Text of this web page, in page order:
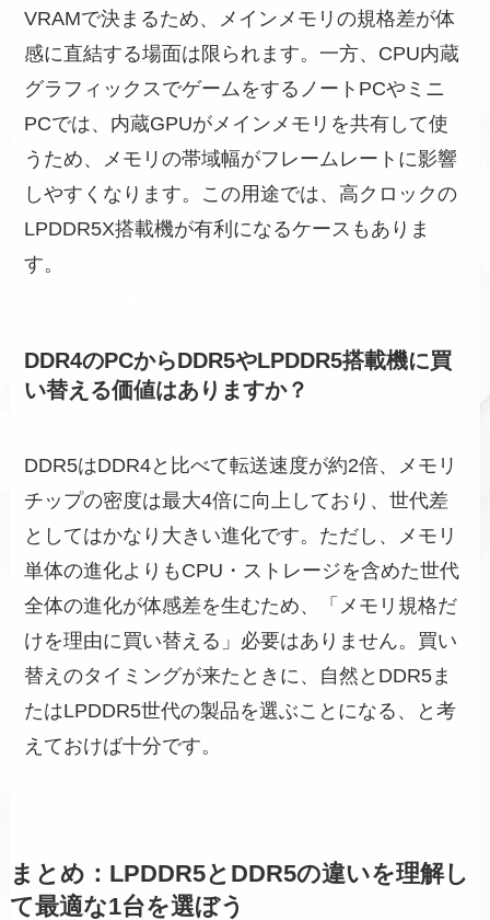
VRAMで決まるため、メインメモリの規格差が体
感に直結する場面は限られます。一方、CPU内蔵
グラフィックスでゲームをするノートPCやミニ
PCでは、内蔵GPUがメインメモリを共有して使
うため、メモリの帯域幅がフレームレートに影響
しやすくなります。この用途では、高クロックの
LPDDR5X搭載機が有利になるケースもありま
す。
DDR4のPCからDDR5やLPDDR5搭載機に買
い替える価値はありますか？
DDR5はDDR4と比べて転送速度が約2倍、メモリ
チップの密度は最大4倍に向上しており、世代差
としてはかなり大きい進化です。ただし、メモリ
単体の進化よりもCPU・ストレージを含めた世代
全体の進化が体感差を生むため、「メモリ規格だ
けを理由に買い替える」必要はありません。買い
替えのタイミングが来たときに、自然とDDR5ま
たはLPDDR5世代の製品を選ぶことになる、と考
えておけば十分です。
まとめ：LPDDR5とDDR5の違いを理解し
て最適な1台を選ぼう